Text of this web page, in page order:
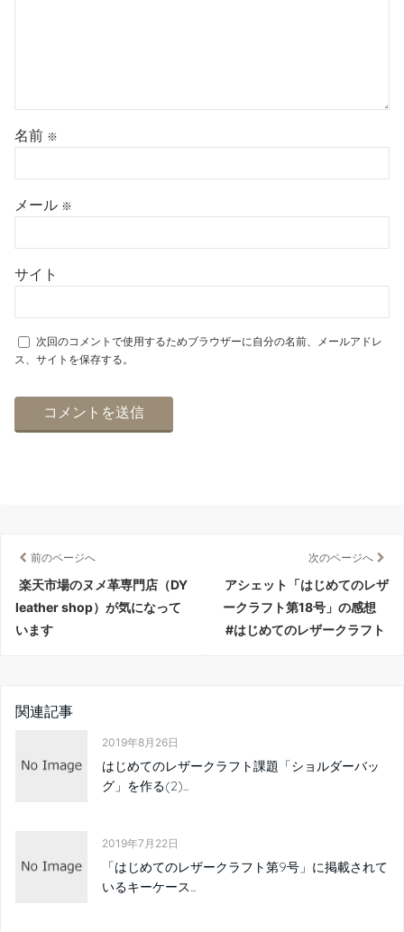
名前 ※
メール ※
サイト
次回のコメントで使用するためブラウザーに自分の名前、メールアドレ
ス、サイトを保存する。
前のページへ
楽天市場のヌメ革専門店（DY
leather shop）が気になって
います
次のページへ
アシェット「はじめてのレザ
ークラフト第18号」の感想
#はじめてのレザークラフト
関連記事
2019年8月26日
はじめてのレザークラフト課題「ショルダーバッ
グ」を作る(2)...
2019年7月22日
「はじめてのレザークラフト第9号」に掲載されて
いるキーケース...